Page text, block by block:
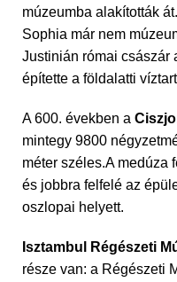
múzeumba alakították
Sophia már nem
Justinián római császár
építette a földalatti
A 600. években a
mintegy 9800
méter széles.A medúza
és jobbra felfelé az
oszlopai helyett.
Isztambul Régészeti
része van: a Régészeti